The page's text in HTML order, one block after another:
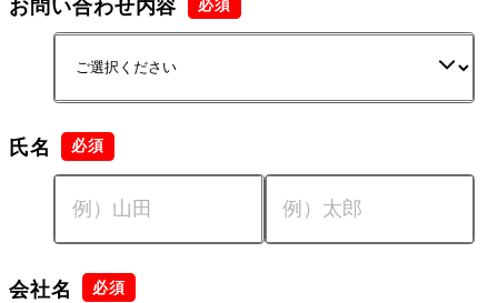
お問い合わせ内容
氏名
会社名